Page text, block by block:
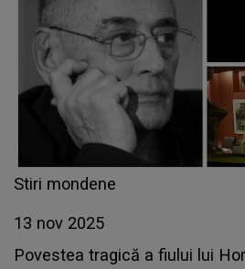
Stiri mondene
13 nov 2025
Povestea tragică a fiului lui